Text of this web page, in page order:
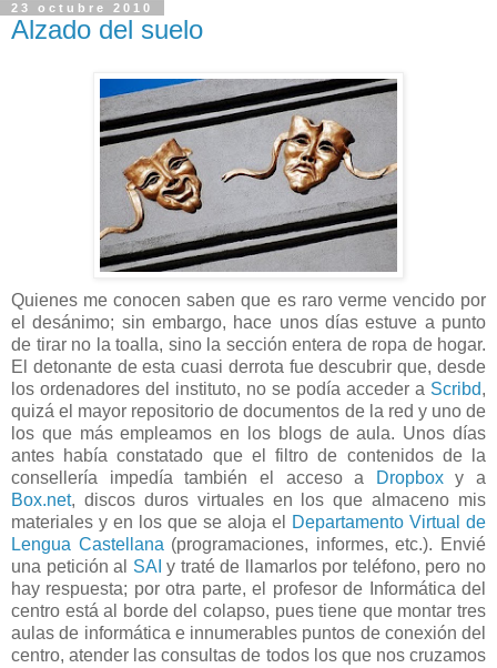
23 octubre 2010
Alzado del suelo
Quienes me conocen saben que es raro verme vencido por
el desánimo; sin embargo, hace unos días estuve a punto
de tirar no la toalla, sino la sección entera de ropa de hogar.
El detonante de esta cuasi derrota fue descubrir que, desde
los ordenadores del instituto, no se podía acceder a Scribd,
quizá el mayor repositorio de documentos de la red y uno de
los que más empleamos en los blogs de aula. Unos días
antes había constatado que el filtro de contenidos de la
consellería impedía también el acceso a
Dropboxy a
Box.net, discos duros virtuales en los que almaceno mis
materiales y en los que se aloja el
Departamento Virtual de
Lengua Castellana (programaciones, informes, etc.). Envié
una petición al SAI y traté de llamarlos por teléfono, pero no
hay respuesta; por otra parte, el profesor de Informática del
centro está al borde del colapso, pues tiene que montar tres
aulas de informática e innumerables puntos de conexión del
centro, atender las consultas de todos los que nos cruzamos